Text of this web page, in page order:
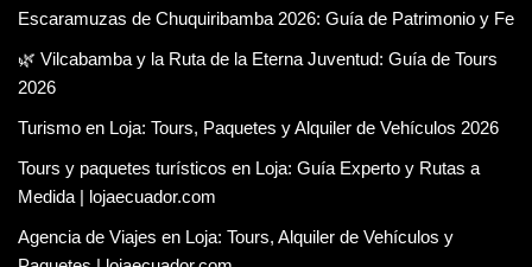
Escaramuzas de Chuquiribamba 2026: Guía de Patrimonio y Fe
🌿 Vilcabamba y la Ruta de la Eterna Juventud: Guía de Tours
2026
Turismo en Loja: Tours, Paquetes y Alquiler de Vehículos 2026
Tours y paquetes turísticos en Loja: Guía Experto y Rutas a
Medida | lojaecuador.com
Agencia de Viajes en Loja: Tours, Alquiler de Vehículos y